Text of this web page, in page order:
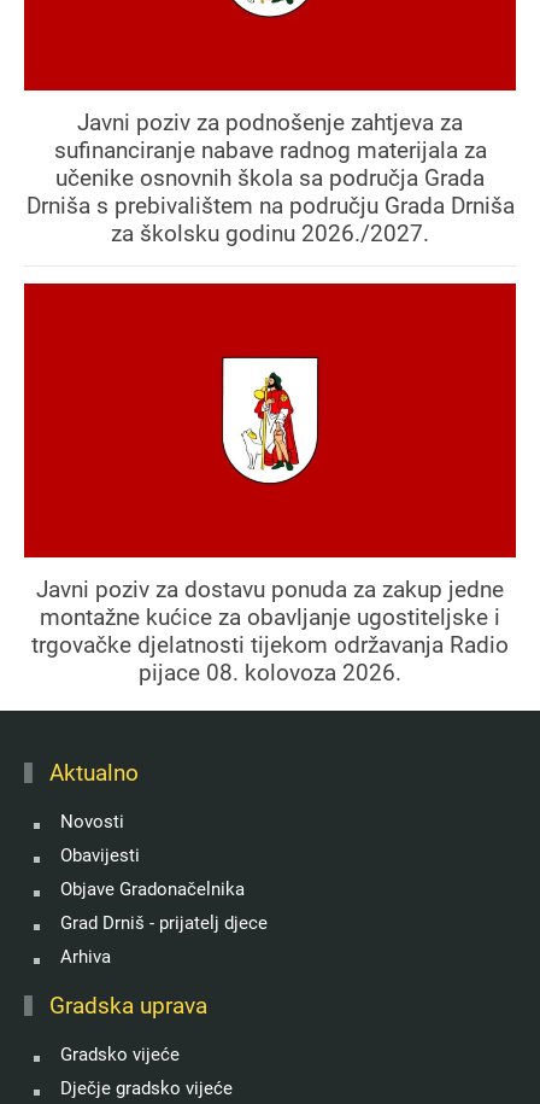
Javni poziv za podnošenje zahtjeva za
sufinanciranje nabave radnog materijala za
učenike osnovnih škola sa područja Grada
Drniša s prebivalištem na području Grada Drniša
za školsku godinu 2026./2027.
Javni poziv za dostavu ponuda za zakup jedne
montažne kućice za obavljanje ugostiteljske i
trgovačke djelatnosti tijekom održavanja Radio
pijace 08. kolovoza 2026.
Aktualno
Novosti
Obavijesti
Objave Gradonačelnika
Grad Drniš - prijatelj djece
Arhiva
Gradska uprava
Gradsko vijeće
Dječje gradsko vijeće